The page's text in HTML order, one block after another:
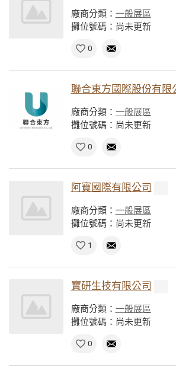
廠商分類： 一般展區
攤位號碼：尚未更新
0
聯合東方國際股份有限
廠商分類： 一般展區
攤位號碼：尚未更新
0
阿寶國際有限公司
廠商分類： 一般展區
攤位號碼：尚未更新
1
寶研生技有限公司
廠商分類： 一般展區
攤位號碼：尚未更新
0